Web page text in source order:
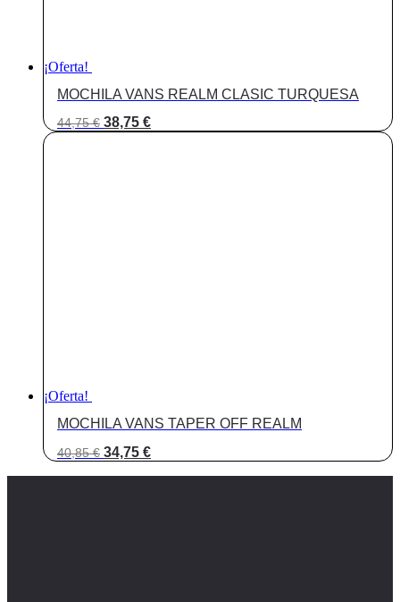
¡Oferta!
MOCHILA VANS REALM CLASIC TURQUESA
44,75€ El
precio
38,75 €El
precio
¡Oferta!
MOCHILA VANS TAPER OFF REALM
40,85€ El
34,75 €El